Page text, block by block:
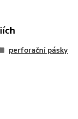
perforační pásky